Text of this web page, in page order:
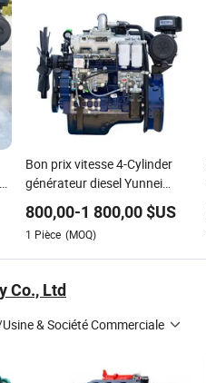
Bon prix vitesse 4-Cylinder
générateur diesel Yunnei
fabriqué en Chine moteur
800,00-1 800,00 $US
1 Pièce (MOQ)
Co., Ltd
& Société Commerciale